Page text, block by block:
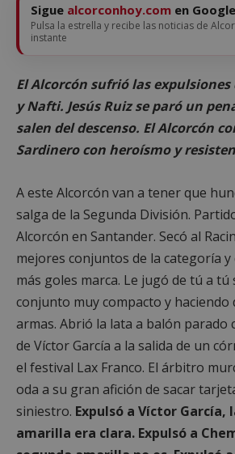
Sigue alcorconhoy.com en
Pulsa la estrella y recibe las noticias de
instante
El Alcorcón sufrió las expulsiones
y Nafti. Jesús Ruiz se paró un
salen del descenso. El Alcorcón
Sardinero con heroísmo y
A este Alcorcón van a tener que
salga de la Segunda División.
Alcorcón en Santander. Secó al
mejores conjuntos de la categoría
más goles marca. Le jugó de tú a tú
conjunto muy compacto y haciendo
armas. Abrió la lata a balón parado
de Víctor García a la salida de un
el festival Lax Franco. El árbitro
oda a su gran afición de sacar
siniestro. Expulsó a Víctor García,
amarilla era clara. Expulsó a